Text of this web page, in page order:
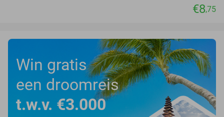
€8,75
Win gratis
een droomreis
t.w.v. €3.000